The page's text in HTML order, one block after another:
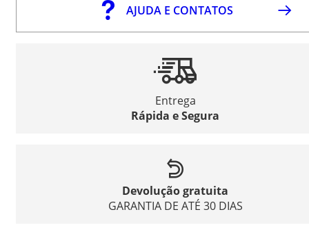
AJUDA E CONTATOS
Entrega
Rápida e Segura
Devolução gratuita
GARANTIA DE ATÉ 30 DIAS